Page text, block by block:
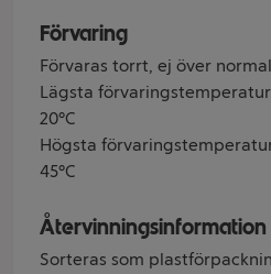
Förvaring
Förvaras torrt, ej över
Lägsta förvaringstemperatur
20°C
Högsta
45°C
Återvinningsinformation
Sorteras som